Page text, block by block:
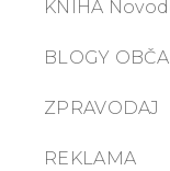
KNIHA
BLOGY
ZPRAVODAJ
REKLAMA